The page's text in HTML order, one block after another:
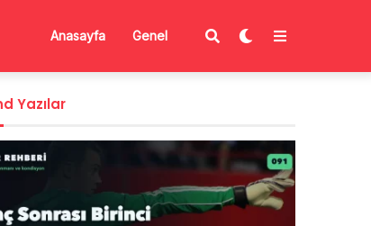
Anasayfa Genel
Yazılar